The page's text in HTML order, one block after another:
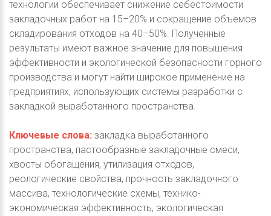
технологии обеспечивает снижение себестоимости
закладочных работ на 15–20% и сокращение объемов
складирования отходов на 40–50%. Полученные
результаты имеют важное значение для повышения
эффективности и экологической безопасности горного
производства и могут найти широкое применение на
предприятиях, использующих системы разработки с
закладкой выработанного пространства.
Ключевые слова: закладка выработанного
пространства, пастообразные закладочные смеси,
хвосты обогащения, утилизация отходов,
реологические свойства, прочность закладочного
массива, технологические схемы, технико-
экономическая эффективность, экологическая